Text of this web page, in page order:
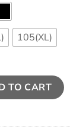
105(XL)
Semi-Overfit )
TO CART